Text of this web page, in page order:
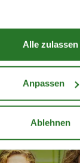
Alle zulassen
Anpassen
Ablehnen